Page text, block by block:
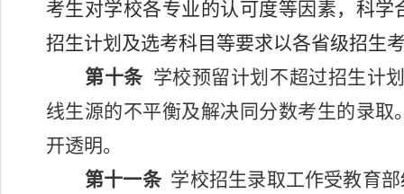
考生对学校各专业的认可度等因素，科
招生计划及选考科目等要求以各省级招生
第十条 学校预留计划不超过招生计
线生源的不平衡及解决同分数考生的录
开透明。
第十一条 学校招生录取工作受教育